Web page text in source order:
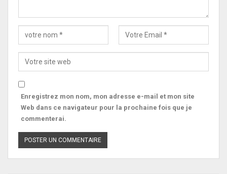
Enregistrez mon nom, mon adresse e-mail et mon site
Web dans ce navigateur pour la prochaine fois que je
commenterai.